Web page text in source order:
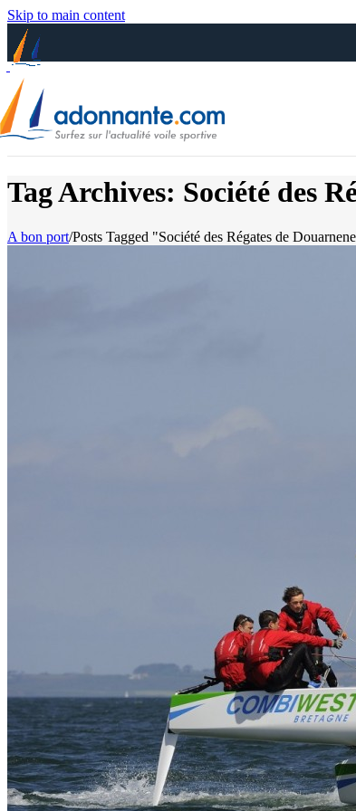
Skip to main content
Tag Archives: Société des
A bon port/Posts Tagged "Société des Régates de